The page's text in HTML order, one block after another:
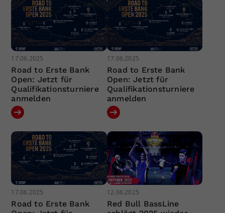
17.06.2025
Road to Erste Bank
Open: Jetzt für
Qualifikationsturniere
anmelden
17.06.2025
Road to Erste Bank
Open: Jetzt für
Qualifikationsturniere
anmelden
17.06.2025
Road to Erste Bank
12.06.2025
Red Bull BassLine